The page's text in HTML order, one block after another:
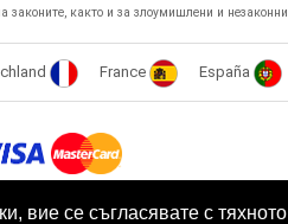
вие се съгласявате с
законите, както и за злоумишлени и
France España
Copyright 2009 - 2026 Spy.bg